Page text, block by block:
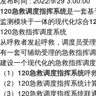
120急救调度指挥系统是一套
监测模块于一体的现代化综合
120急救指挥调度系统
从呼救者发起呼救，调度员受
有一套可辅助受理的急救指挥
建设一个现代化的急救指挥调
（1） 120急救调度指挥系统呼
（2）120急救调度指挥系统计
（3）120急救调度指挥系统联